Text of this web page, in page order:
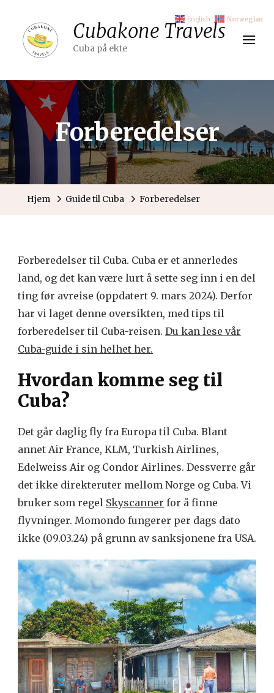
Cubakone Travels
Cuba på ekte
Forberedelser
Hjem Guide til Cuba Forberedelser
Forberedelser til Cuba. Cuba er et annerledes
land, og det kan være lurt å sette seg inn i en del
ting før avreise (oppdatert 9. mars 2024). Derfor
har vi laget denne oversikten, med tips til
forberedelser til Cuba-reisen. Du kan lese vår
Cuba-guide i sin helhet her.
Hvordan komme seg til
Cuba?
Det går daglig fly fra Europa til Cuba. Blant
annet Air France, KLM, Turkish Airlines,
Edelweiss Air og Condor Airlines. Dessverre går
det ikke direkteruter mellom Norge og Cuba. Vi
bruker som regel Skyscanner for å finne
flyvninger. Momondo fungerer per dags dato
ikke (09.03.24) på grunn av sanksjonene fra USA.
English Norwegian